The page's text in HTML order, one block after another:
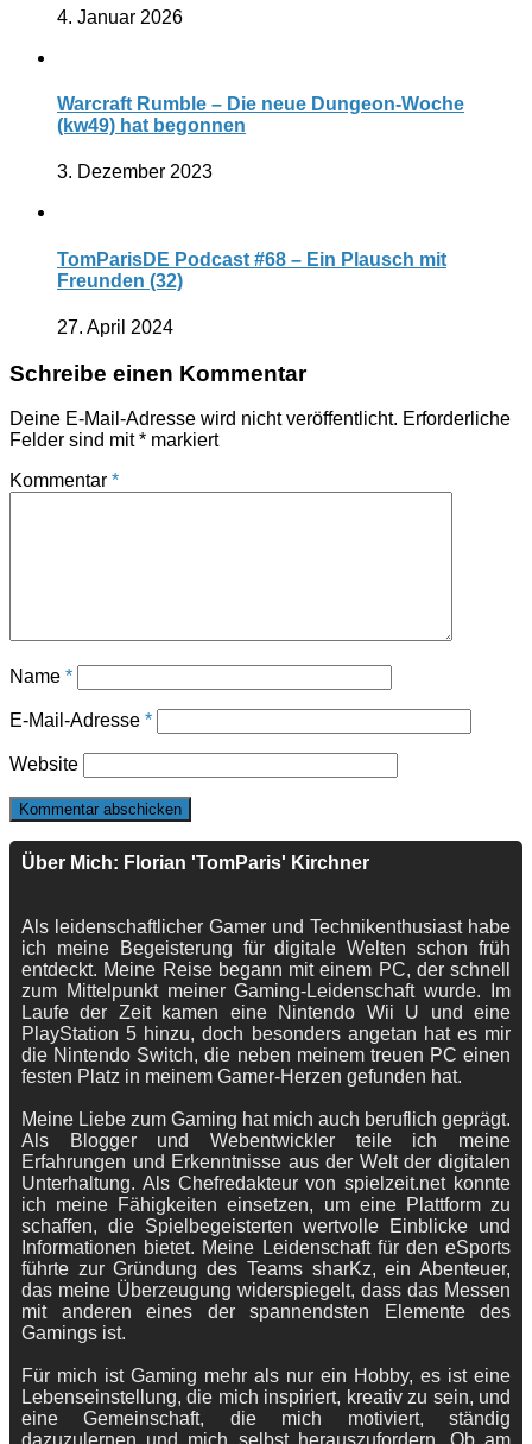
4. Januar 2026
Warcraft Rumble – Die neue Dungeon-Woche
(kw49) hat begonnen
3. Dezember 2023
TomParisDE Podcast #68 – Ein Plausch mit
Freunden (32)
27. April 2024
Schreibe einen Kommentar
Deine E-Mail-Adresse wird nicht veröffentlicht. Erforderliche
Felder sind mit* markiert
Kommentar *
Name *
E-Mail-Adresse *
Website
Über Mich: Florian 'TomParis' Kirchner
Als leidenschaftlicher Gamer und Technikenthusiast habe
ich meine Begeisterung für digitale Welten schon früh
entdeckt. Meine Reise begann mit einem PC, der schnell
zum Mittelpunkt meiner Gaming-Leidenschaft wurde. Im
Laufe der Zeit kamen eine Nintendo Wii U und eine
PlayStation 5 hinzu, doch besonders angetan hat es mir
die Nintendo Switch, die neben meinem treuen PC einen
festen Platz in meinem Gamer-Herzen gefunden hat.
Meine Liebe zum Gaming hat mich auch beruflich geprägt.
Als Blogger und Webentwickler teile ich meine
Erfahrungen und Erkenntnisse aus der Welt der digitalen
Unterhaltung. Als Chefredakteur von spielzeit.net konnte
ich meine Fähigkeiten einsetzen, um eine Plattform zu
schaffen, die Spielbegeisterten wertvolle Einblicke und
Informationen bietet. Meine Leidenschaft für den eSports
führte zur Gründung des Teams sharKz, ein Abenteuer,
das meine Überzeugung widerspiegelt, dass das Messen
mit anderen eines der spannendsten Elemente des
Gamings ist.
Für mich ist Gaming mehr als nur ein Hobby, es ist eine
Lebenseinstellung, die mich inspiriert, kreativ zu sein, und
eine Gemeinschaft, die mich motiviert, ständig